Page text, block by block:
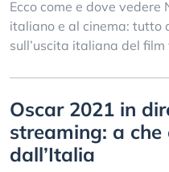
Ecco come e dove
italiano e al cinema: tutto
sull’uscita italiana del
Oscar 2021 in
streaming: a che
dall’Italia